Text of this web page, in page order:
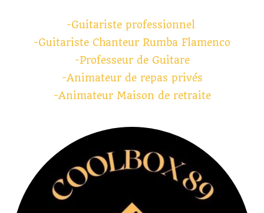
-Guitariste professionnel
-Guitariste Chanteur Rumba Flamenco
-Professeur de Guitare
-Animateur de repas privés
-Animateur Maison de retraite